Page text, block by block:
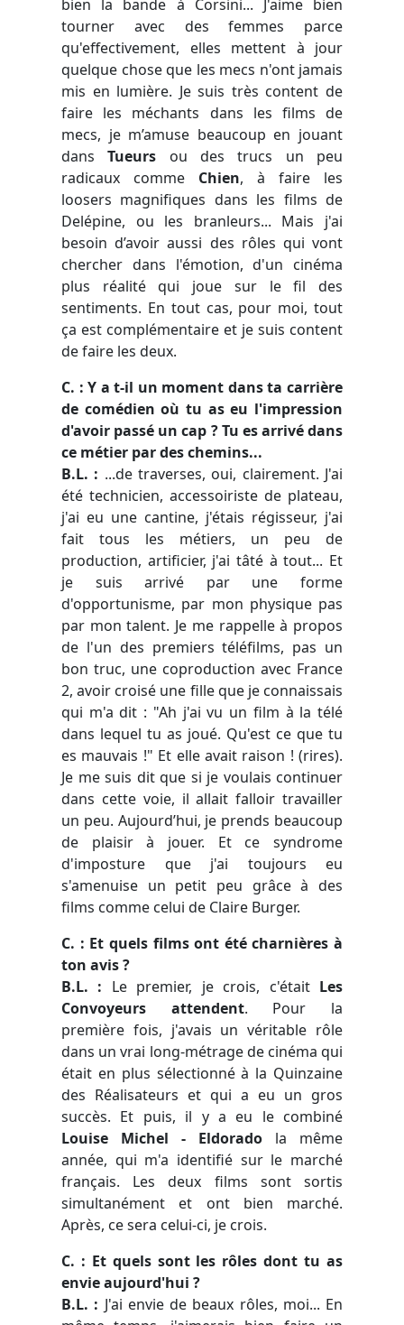
bien la bande à Corsini... J'aime bien
tourner avec des femmes parce
qu'effectivement, elles mettent à jour
quelque chose que les mecs n'ont jamais
mis en lumière. Je suis très content de
faire les méchants dans les films de
mecs, je m’amuse beaucoup en jouant
dansTueurs ou des trucs un peu
radicaux comme Chien, à faire les
loosers magnifiques dans les films de
Delépine, ou les branleurs... Mais j'ai
besoin d’avoir aussi des rôles qui vont
chercher dans l'émotion, d'un cinéma
plus réalité qui joue sur le fil des
sentiments. En tout cas, pour moi, tout
ça est complémentaire et je suis content
de faire les deux.
C. : Y a t-il un moment dans ta carrière
de comédien où tu as eu l'impression
d'avoir passé un cap ? Tu es arrivé dans
ce métier par des chemins...
B.L. : ...de traverses, oui, clairement. J'ai
été technicien, accessoiriste de plateau,
j'ai eu une cantine, j'étais régisseur, j'ai
fait tous les métiers, un peu de
production, artificier, j'ai tâté à tout... Et
je suis arrivé par une forme
d'opportunisme, par mon physique pas
par mon talent. Je me rappelle à propos
de l'un des premiers téléfilms, pas un
bon truc, une coproduction avec France
2, avoir croisé une fille que je connaissais
qui m'a dit : "Ah j'ai vu un film à la télé
dans lequel tu as joué. Qu'est ce que tu
es mauvais !" Et elle avait raison ! (rires).
Je me suis dit que si je voulais continuer
dans cette voie, il allait falloir travailler
un peu. Aujourd’hui, je prends beaucoup
de plaisir à jouer. Et ce syndrome
d'imposture que j'ai toujours eu
s'amenuise un petit peu grâce à des
films comme celui de Claire Burger.
C. : Et quels films ont été charnières à
ton avis ?
B.L. : Le premier, je crois, c'était Les
Convoyeurs attendent. Pour la
première fois, j'avais un véritable rôle
dans un vrai long-métrage de cinéma qui
était en plus sélectionné à la Quinzaine
des Réalisateurs et qui a eu un gros
succès. Et puis, il y a eu le combiné
Louise Michel - Eldorado la même
année, qui m'a identifié sur le marché
français. Les deux films sont sortis
simultanément et ont bien marché.
Après, ce sera celui-ci, je crois.
C. : Et quels sont les rôles dont tu as
envie aujourd'hui ?
B.L. : J'ai envie de beaux rôles, moi... En